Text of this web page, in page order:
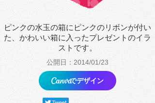
ピンクの水玉の箱にピンクのリボンが付い
た、かわいい箱に入ったプレゼントのイラ
ストです。
公開日：2014/01/23
でデザイン